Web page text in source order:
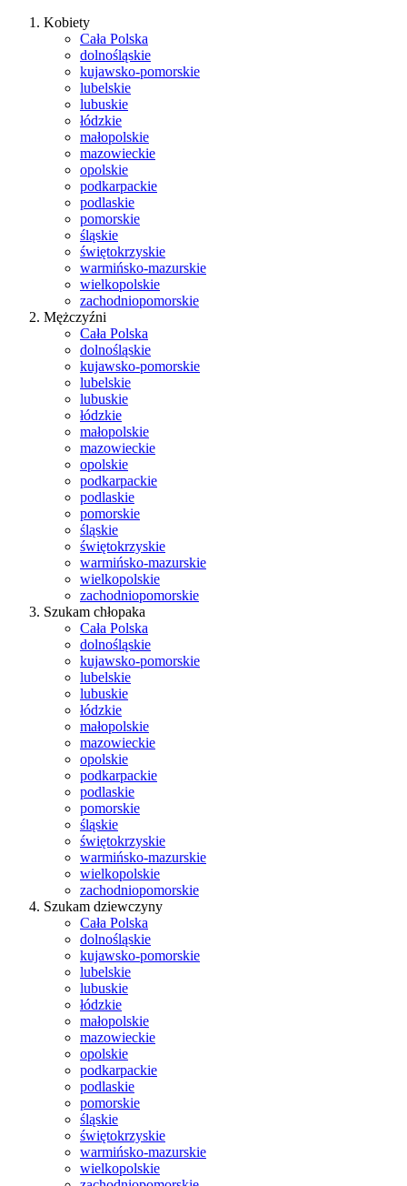
Kobiety
Cała Polska
dolnośląskie
kujawsko-pomorskie
lubelskie
lubuskie
łódzkie
małopolskie
mazowieckie
opolskie
podkarpackie
podlaskie
pomorskie
śląskie
świętokrzyskie
warmińsko-mazurskie
wielkopolskie
zachodniopomorskie
Mężczyźni
Cała Polska
dolnośląskie
kujawsko-pomorskie
lubelskie
lubuskie
łódzkie
małopolskie
mazowieckie
opolskie
podkarpackie
podlaskie
pomorskie
śląskie
świętokrzyskie
warmińsko-mazurskie
wielkopolskie
zachodniopomorskie
Szukam chłopaka
Cała Polska
dolnośląskie
kujawsko-pomorskie
lubelskie
lubuskie
łódzkie
małopolskie
mazowieckie
opolskie
podkarpackie
podlaskie
pomorskie
śląskie
świętokrzyskie
warmińsko-mazurskie
wielkopolskie
zachodniopomorskie
Szukam dziewczyny
Cała Polska
dolnośląskie
kujawsko-pomorskie
lubelskie
lubuskie
łódzkie
małopolskie
mazowieckie
opolskie
podkarpackie
podlaskie
pomorskie
śląskie
świętokrzyskie
warmińsko-mazurskie
wielkopolskie